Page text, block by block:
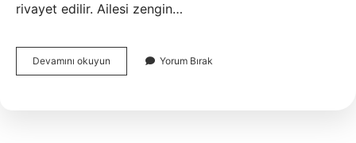
rivayet edilir. Ailesi zengin…
Devamını okuyun
Sahabe
Yorum Bırak